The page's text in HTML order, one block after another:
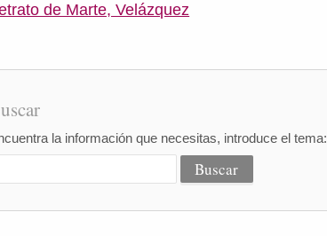
de Marte, Velázquez
la información que necesitas, introduce el tema: